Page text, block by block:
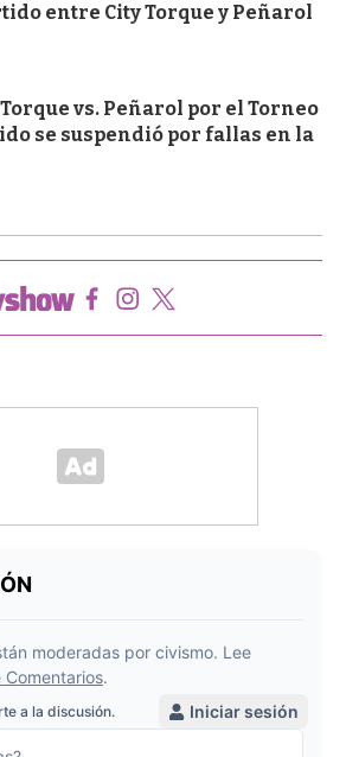
entre City Torque y Peñarol
vs. Peñarol por el Torneo
se suspendió por fallas en la